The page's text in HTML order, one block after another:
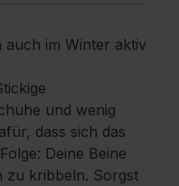
auch im Winter aktiv
und wenig
dass sich das
Deine Beine
zu kribbeln. Sorgst